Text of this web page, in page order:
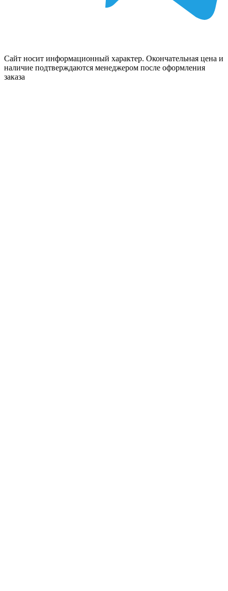
Сайт носит информационный характер. Окончательная цена и
наличие подтверждаются менеджером после оформления
заказа